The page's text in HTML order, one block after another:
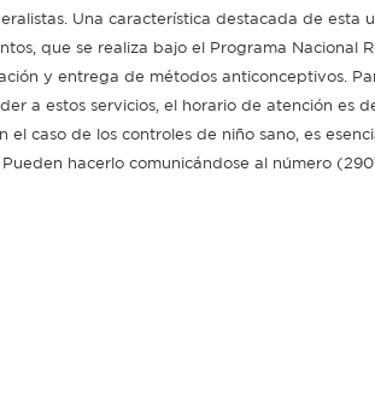
Una característica destacada de esta
que se realiza bajo el Programa Nacional
y entrega de métodos anticonceptivos.
a estos servicios, el horario de atención es
el caso de los controles de niño sano, es
hacerlo comunicándose al número